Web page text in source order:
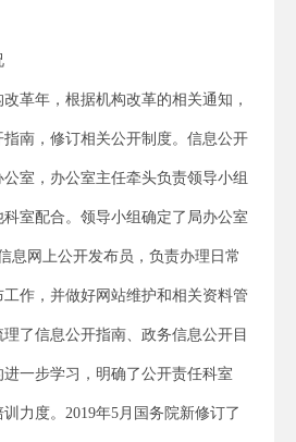
改革年，根据机构改革的相关通知，
南，修订相关公开制度。信息公开
室，办公室主任牵头负责领导小组
室配合。领导小组确定了局办公室
息网上公开发布员，负责办理日常
作，并做好网站维护和相关资料管
理了信息公开指南、政务信息公开目
一步学习，明确了公开责任科室
训力度。2019年5月国务院新修订了